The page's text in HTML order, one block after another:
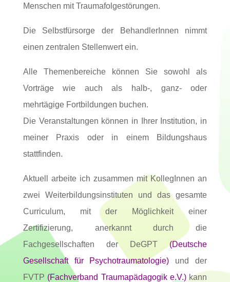
Menschen mit Traumafolgestörungen.
Die Selbstfürsorge der BehandlerInnen nimmt
einen zentralen Stellenwert ein.
Alle Themenbereiche können Sie sowohl als
Vorträge wie auch als halb-, ganz- oder
mehrtägige Fortbildungen buchen.
Die Veranstaltungen können in Ihrer Institution, in
meiner Praxis oder in einem Bildungshaus
stattfinden.
Aktuell arbeite ich zusammen mit KollegInnen an
zwei Weiterbildungsinstituten und das gesamte
Curriculum, mit der Möglichkeit einer
Zertifizierung, anerkannt durch die
Fachgesellschaften der DeGPT(Deutsche
Gesellschaft für Psychotraumatologie) und der
FVTP (Fachverband Traumapädagogik e.V.)kann